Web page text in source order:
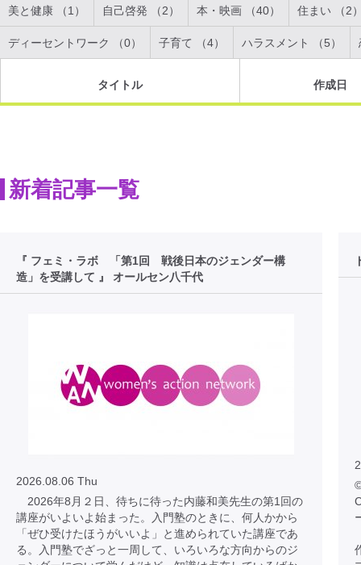
美と健康 （1） 自己啓発 （2） 本・映画 （40） 住まい （2
ディーセントワーク （0） 子育て （4） ハラスメント （5）
タイトル 作成日
新着記事一覧
『 フェミ・ラボ 「第1回 戦後日本のジェンダー構
造」を受講して 』 オールセン八千代
2026.08.06 Thu
2026年8月２日、待ちに待った内藤和美先生の第1回の
講座がいよいよ始まった。入門塾のときに、何人かから
「ぜひ受けたほうがいいよ」と進められていた講座であ
る。入門塾でざっと一周して、いろいろな方向からのジ